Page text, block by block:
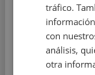
tráfico.
con
análisis,
otra